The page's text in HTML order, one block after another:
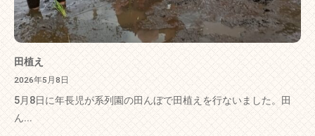
田植え
2026年5月8日
5月8日に年長児が系列園の田んぼで田植えを行ないました。田
ん...